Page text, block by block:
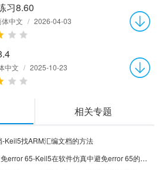
习8.60
体中文 / 2026-04-03
中文 / 2025-10-23
相关专题
Keil5找ARM汇编文档的方法
Keil5怎么在软件仿真中避免error 65-Keil5在软件仿真中避免error 65的方法